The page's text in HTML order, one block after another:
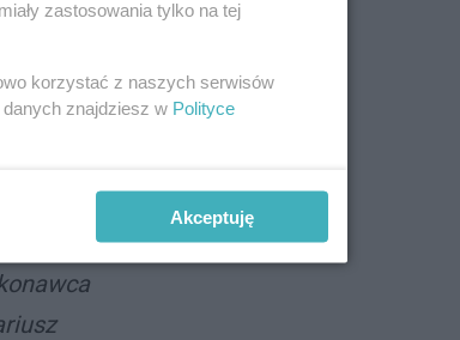
zastosowania tylko na tej
korzystać z naszych serwisów
znajdziesz w Polityce
Akceptuję